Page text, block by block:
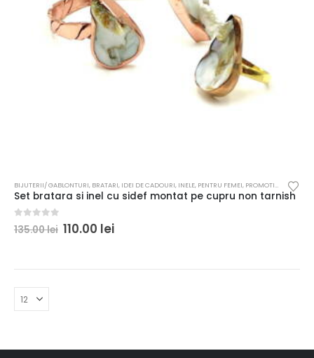
BIJUTERII/ GABLONTURI, BRATARI, IDEI DE CADOURI, INELE, PENTRU FEMEI, PROMOTII , SETURI
Set bratara si inel cu sidef montat pe cupru non tarnish
0out of 5
135.00lei 110.00 lei